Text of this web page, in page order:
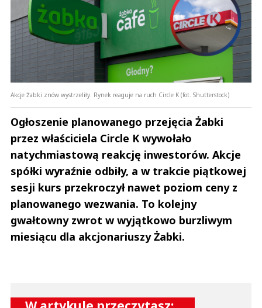
Akcje Żabki znów wystrzeliły. Rynek reaguje na ruch Circle K (fot. Shutterstock)
Ogłoszenie planowanego przejęcia Żabki
przez właściciela Circle K wywołało
natychmiastową reakcję inwestorów. Akcje
spółki wyraźnie odbiły, a w trakcie piątkowej
sesji kurs przekroczył nawet poziom ceny z
planowanego wezwania. To kolejny
gwałtowny zwrot w wyjątkowo burzliwym
miesiącu dla akcjonariuszy Żabki.